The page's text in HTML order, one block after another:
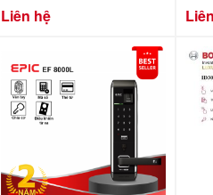
Liên hệ